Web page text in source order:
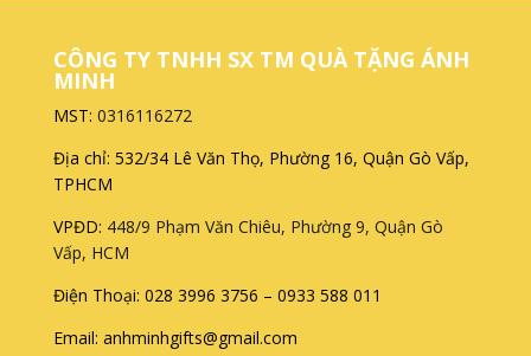
CÔNG TY TNHH SX TM QUÀ TẶNG ÁNH
MINH
MST: 0316116272
Địa chỉ: 532/34 Lê Văn Thọ, Phường 16, Quận Gò Vấp,
TPHCM
VPĐD: 448/9 Phạm Văn Chiêu, Phường 9, Quận Gò
Vấp, HCM
Điện Thoại: 028 3996 3756 – 0933 588 011
Email: anhminhgifts@gmail.com